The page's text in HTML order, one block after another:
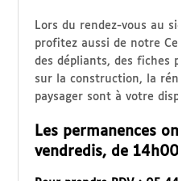
Lors du rendez-vous au
profitez aussi de notre
des dépliants, des fiches
sur la construction, la
paysager sont à votre
Les permanences
vendredis, de